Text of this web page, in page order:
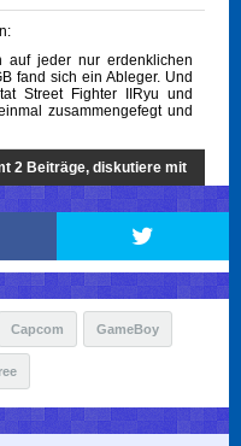
auf jeder nur erdenklichen
fand sich ein Ableger. Und
Street Fighter IIRyu und
zusammengefegt und
2 Beiträge, diskutiere mit
Capcom GameBoy